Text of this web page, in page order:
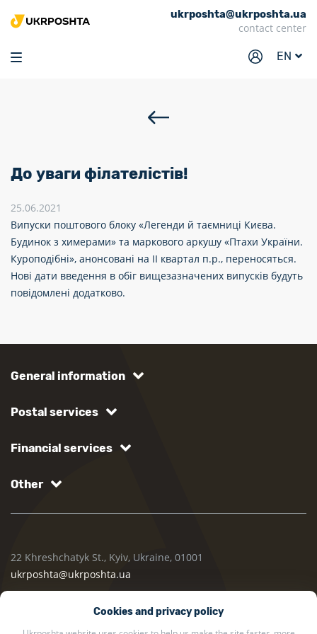
ukrposhta@ukrposhta.ua
contact center
EN
Home
Market
Philately
Career
For business
До уваги філателістів!
25.06.2021
Випуски поштового блоку «Легенди й таємниці Києва.
Будинок з химерами» та маркового аркушу «Птахи України.
Куроподібні», анонсовані на ІІ квартал п.р., переносяться.
Нові дати введення в обіг вищезазначених випусків будуть
повідомлені додатково.
Cookies and privacy policy
General information
Postal services
Financial services
Other
22 Khreshchatyk St., Kyiv, Ukraine, 01001
ukrposhta@ukrposhta.ua